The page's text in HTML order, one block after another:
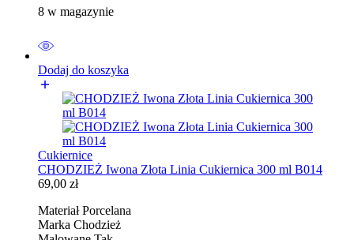
8 w magazynie
Dodaj do koszyka
Cukiernice
CHODZIEŻ Iwona Złota Linia Cukiernica 300 ml B014
69,00 zł
Materiał Porcelana
Marka Chodzież